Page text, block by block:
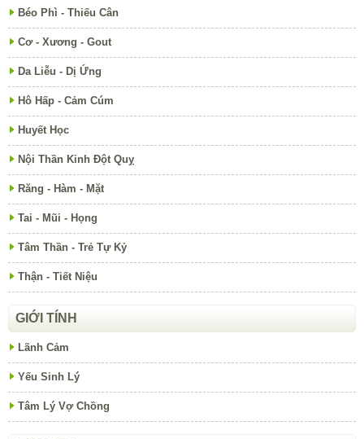
Béo Phì - Thiếu Cân
Cơ - Xương - Gout
Da Liễu - Dị Ứng
Hô Hấp - Cảm Cúm
Huyết Học
Nội Thần Kinh Đột Quỵ
Răng - Hàm - Mặt
Tai - Mũi - Họng
Tâm Thần - Trẻ Tự Kỷ
Thận - Tiết Niệu
GIỚI TÍNH
Lãnh Cảm
Yếu Sinh Lý
Tâm Lý Vợ Chồng